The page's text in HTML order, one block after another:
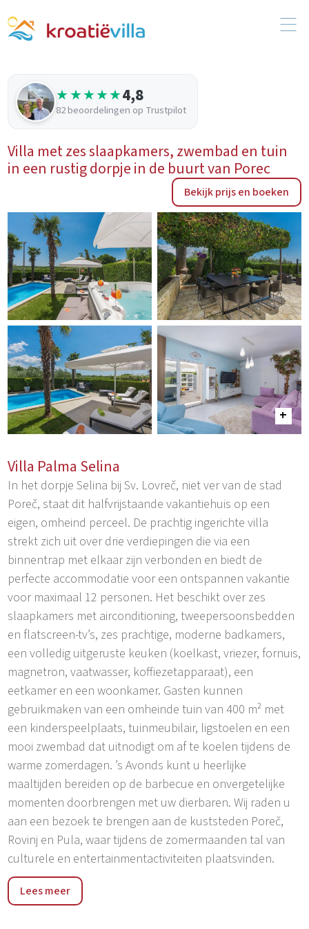
★★★★★4,8
82 beoordelingen op Trustpilot
Villa met zes slaapkamers, zwembad en tuin
in een rustig dorpje in de buurt van Porec
Bekijk prijs en boeken
Villa Palma Selina
In het dorpje Selina bij Sv. Lovreč, niet ver van de stad
Poreč, staat dit halfvrijstaande vakantiehuis op een
eigen, omheind perceel. De prachtig ingerichte villa
strekt zich uit over drie verdiepingen die via een
binnentrap met elkaar zijn verbonden en biedt de
perfecte accommodatie voor een ontspannen vakantie
voor maximaal 12 personen. Het beschikt over zes
slaapkamers met airconditioning, tweepersoonsbedden
en flatscreen-tv’s, zes prachtige, moderne badkamers,
een volledig uitgeruste keuken (koelkast, vriezer, fornuis,
magnetron, vaatwasser, koffiezetapparaat), een
eetkamer en een woonkamer. Gasten kunnen
gebruikmaken van een omheinde tuin van 400 m² met
een kinderspeelplaats, tuinmeubilair, ligstoelen en een
mooi zwembad dat uitnodigt om af te koelen tijdens de
warme zomerdagen. ’s Avonds kunt u heerlijke
maaltijden bereiden op de barbecue en onvergetelijke
momenten doorbrengen met uw dierbaren. Wij raden u
aan een bezoek te brengen aan de kuststeden Poreč,
Rovinj en Pula, waar tijdens de zomermaanden tal van
culturele en entertainmentactiviteiten plaatsvinden.
Het dorp Selina ligt op 7 km van de Lim-fjord, op 15 km
van het toeristische centrum Poreč en op 4 km van Sv.
Lees meer